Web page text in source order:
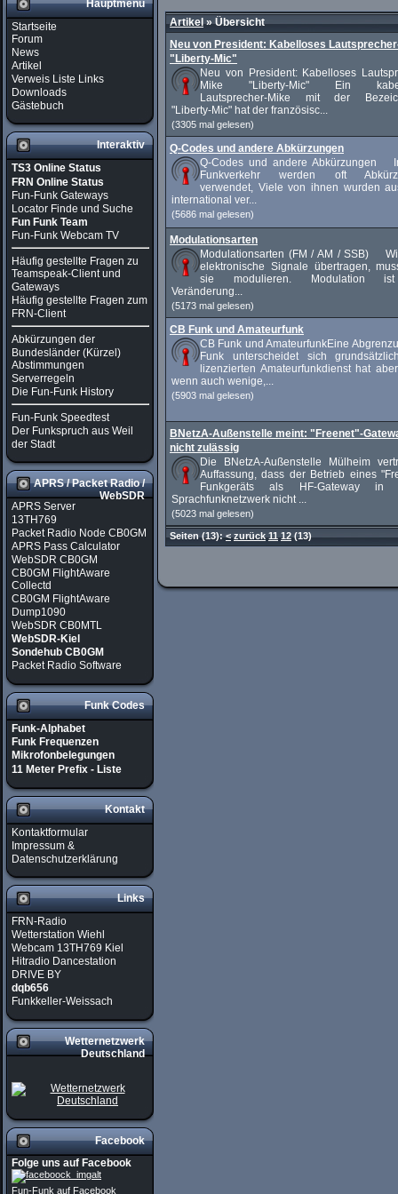
Hauptmenü
Startseite
Forum
News
Artikel
Verweis Liste Links
Downloads
Gästebuch
Interaktiv
TS3 Online Status
FRN Online Status
Fun-Funk Gateways
Locator Finde und Suche
Fun Funk Team
Fun-Funk Webcam TV
Häufig gestellte Fragen zu
Teamspeak-Client und
Gateways
Häufig gestellte Fragen zum
FRN-Client
Abkürzungen der
Bundesländer (Kürzel)
Abstimmungen
Serverregeln
Die Fun-Funk History
Fun-Funk Speedtest
Der Funkspruch aus Weil
der Stadt
APRS / Packet Radio /
WebSDR
APRS Server
13TH769
Packet Radio Node CB0GM
APRS Pass Calculator
WebSDR CB0GM
CB0GM FlightAware
Collectd
CB0GM FlightAware
Dump1090
WebSDR CB0MTL
WebSDR-Kiel
Sondehub CB0GM
Packet Radio Software
Funk Codes
Funk-Alphabet
Funk Frequenzen
Mikrofonbelegungen
11 Meter Prefix - Liste
Kontakt
Kontaktformular
Impressum &
Datenschutzerklärung
Links
FRN-Radio
Wetterstation Wiehl
Webcam 13TH769 Kiel
Hitradio Dancestation
DRIVE BY
dqb656
Funkkeller-Weissach
Wetternetzwerk
Deutschland
Facebook
Folge uns auf Facebook
Fun-Funk auf Facebook
Artikel»Übersicht
Neu von President: Kabelloses
"Liberty-Mic"
Neu von President: Kabelloses
Mike "Liberty-Mic" Ein
Lautsprecher-Mike mit der
"Liberty-Mic" hat der französisc...
(3305 mal gelesen)
Q-Codes und andere Abkürzungen
Q-Codes und andere Abkürzungen
Funkverkehr werden oft
verwendet, Viele von ihnen wurden
international ver...
(5686 mal gelesen)
Modulationsarten
Modulationsarten (FM / AM / SSB)
elektronische Signale übertragen,
sie modulieren. Modulation
Veränderung...
(5173 mal gelesen)
CB Funk und Amateurfunk
CB Funk und AmateurfunkEine
Funk unterscheidet sich
lizenzierten Amateurfunkdienst hat
wenn auch wenige,...
(5903 mal gelesen)
BNetzA-Außenstelle meint: "Freenet"-
nicht zulässig
Die BNetzA-Außenstelle Mülheim
Auffassung, dass der Betrieb eines
Funkgeräts als HF-Gateway in
Sprachfunknetzwerk nicht ...
(5023 mal gelesen)
Seiten(13):< zurück 11 12 (13)